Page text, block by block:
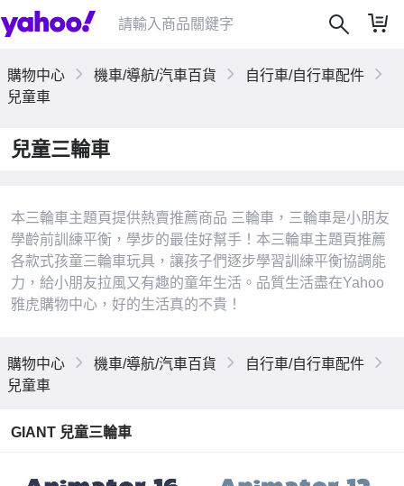
購物中心 機車/導航/汽車百貨
自行車/自行車配件
兒童車
兒童三輪車
本三輪車主題頁提供熱賣推薦商品 三輪車，三輪車是小朋友
學齡前訓練平衡，學步的最佳好幫手！本三輪車主題頁推薦
各款式孩童三輪車玩具，讓孩子們逐步學習訓練平衡協調能
力，給小朋友拉風又有趣的童年生活。品質生活盡在Yahoo
雅虎購物中心，好的生活真的不貴！
購物中心 機車/導航/汽車百貨
自行車/自行車配件
兒童車
GIANT 兒童三輪車